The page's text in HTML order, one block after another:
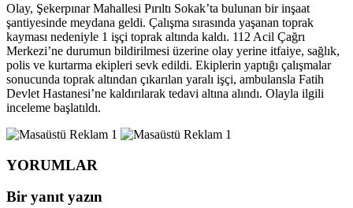
Olay, Şekerpınar Mahallesi Pırıltı Sokak’ta bulunan bir inşaat
şantiyesinde meydana geldi. Çalışma sırasında yaşanan toprak
kayması nedeniyle 1 işçi toprak altında kaldı. 112 Acil Çağrı
Merkezi’ne durumun bildirilmesi üzerine olay yerine itfaiye, sağlık,
polis ve kurtarma ekipleri sevk edildi. Ekiplerin yaptığı çalışmalar
sonucunda toprak altından çıkarılan yaralı işçi, ambulansla Fatih
Devlet Hastanesi’ne kaldırılarak tedavi altına alındı. Olayla ilgili
inceleme başlatıldı.
YORUMLAR
Bir yanıt yazın